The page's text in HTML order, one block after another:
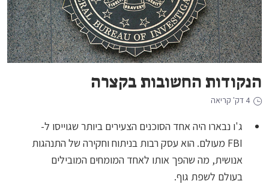
הנקודות החשובות בקצרה
ג'ו נבארו היה אחד הסוכנים הצעירים ביותר שגוייסו ל-
FBI מעולם. הוא עסק רבות בניתוח וחקירה של התנהגות
אנושית, מה שהפך אותו לאחד המומחים המובילים
בעולם לשפת גוף.